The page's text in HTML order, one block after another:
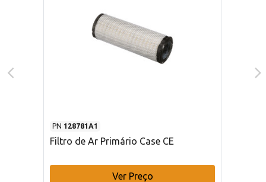
PN 128781A1
Filtro de Ar Primário Case CE
Ver Preço